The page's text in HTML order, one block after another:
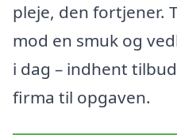
pleje, den fortjener.
mod en smuk og
i dag – indhent
firma til opgaven.